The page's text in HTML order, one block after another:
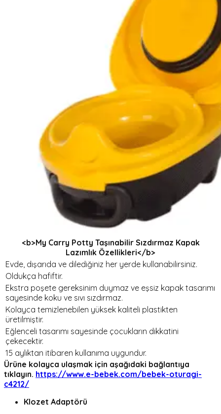
<b>My Carry Potty Taşınabilir Sızdırmaz Kapak
Lazımlık Özellikleri</b>
Evde, dışarıda ve dilediğiniz her yerde kullanabilirsiniz.
Oldukça hafiftir.
Ekstra poşete gereksinim duymaz ve eşsiz kapak tasarımı
sayesinde koku ve sıvı sızdırmaz.
Kolayca temizlenebilen yüksek kaliteli plastikten
üretilmiştir.
Eğlenceli tasarımı sayesinde çocukların dikkatini
çekecektir.
15 aylıktan itibaren kullanıma uygundur.
Ürüne kolayca ulaşmak için aşağıdaki bağlantıya
tıklayın. https://www.e-bebek.com/bebek-oturagi-
c4212/
Klozet Adaptörü